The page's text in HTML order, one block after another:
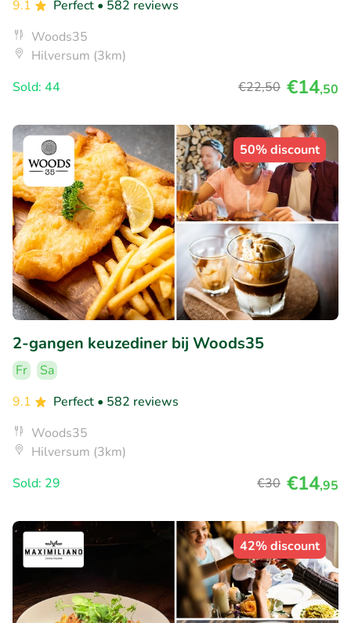
9.1 Perfect • 582 reviews
Woods35
Hilversum (3km)
Sold: 44
€22,50 €14,50
50% discount
2-gangen keuzediner bij Woods35
Fr
Sa
9.1
Perfect • 582 reviews
Woods35
Hilversum (3km)
Sold: 29
€30 €14,95
42% discount